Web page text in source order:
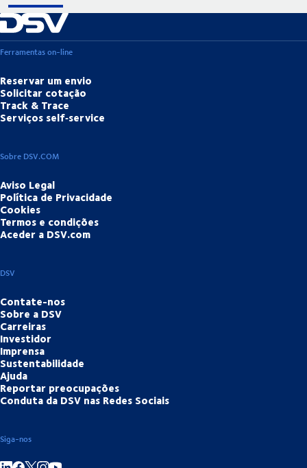
Ferramentas on-line
Reservar um envio
Solicitar cotação
Track & Trace
Serviços self‑service
Sobre DSV.COM
Aviso Legal
Política de Privacidade
Cookies
Termos e condições
Aceder a DSV.com
DSV
Contate-nos
Sobre a DSV
Carreiras
Investidor
Imprensa
Sustentabilidade
Ajuda
Reportar preocupações
Conduta da DSV nas Redes Sociais
Siga-nos